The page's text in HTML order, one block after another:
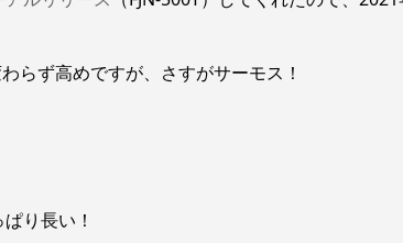
らず高めですが、さすがサーモス！
り長い！